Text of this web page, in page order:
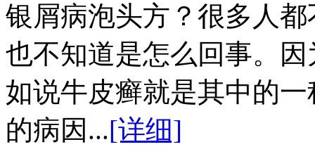
银屑病泡头方？很多人
也不知道是怎么回事。
如说牛皮癣就是其中的
的病因...[详细]